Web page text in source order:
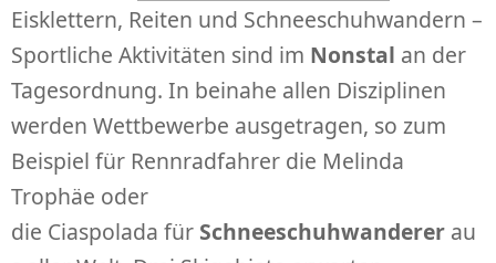
Eisklettern, Reiten und Schneeschuhwandern –
Sportliche Aktivitäten sind im Nonstal an der
Tagesordnung. In beinahe allen Disziplinen
werden Wettbewerbe ausgetragen, so zum
Beispiel für Rennradfahrer die Melinda
Trophäe oder
die Ciaspolada für Schneeschuhwanderer au